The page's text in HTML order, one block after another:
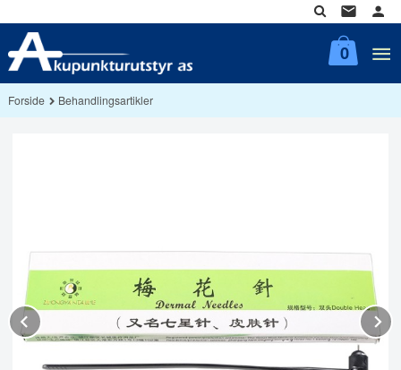
til
innholdet
0
Forside Behandlingsartikler
Prev